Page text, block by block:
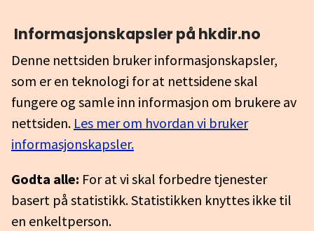
Informasjonskapsler på hkdir.no
Denne nettsiden bruker informasjonskapsler,
som er en teknologi for at nettsidene skal
fungere og samle inn informasjon om brukere av
nettsiden. Les mer om hvordan vi bruker
informasjonskapsler.
Godta alle: For at vi skal forbedre tjenester
basert på statistikk. Statistikken knyttes ikke til
en enkeltperson.